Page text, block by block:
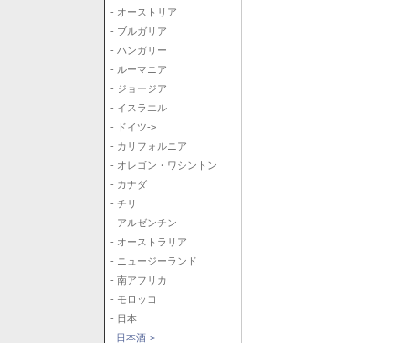
- オーストリア
- ブルガリア
- ハンガリー
- ルーマニア
- ジョージア
- イスラエル
- ドイツ->
- カリフォルニア
- オレゴン・ワシントン
- カナダ
- チリ
- アルゼンチン
- オーストラリア
- ニュージーランド
- 南アフリカ
- モロッコ
- 日本
日本酒->